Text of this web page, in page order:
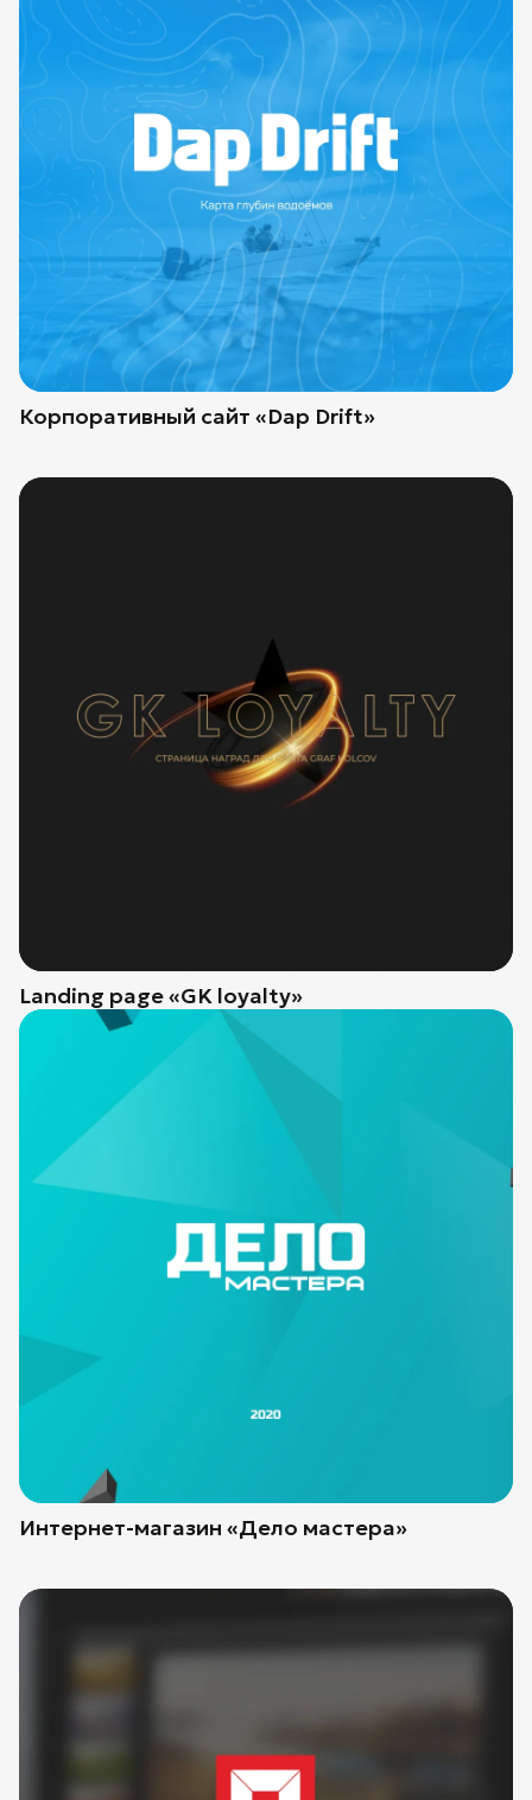
Корпоративный сайт «Dap Drift»
Landing page «GK loyalty»
Интернет-магазин «Дело мастера»